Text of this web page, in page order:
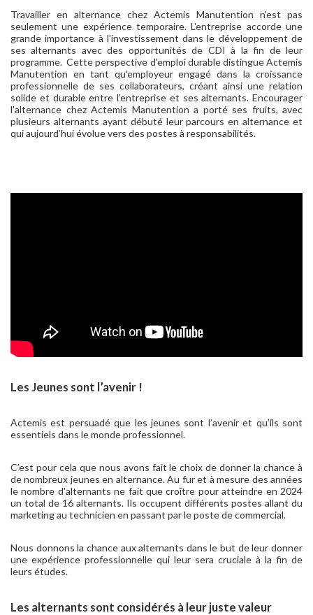
Travailler en alternance chez Actemis Manutention n'est pas
seulement une expérience temporaire. L'entreprise accorde une
grande importance à l'investissement dans le développement de
ses alternants avec des opportunités de CDI à la fin de leur
programme. Cette perspective d'emploi durable distingue Actemis
Manutention en tant qu'employeur engagé dans la croissance
professionnelle de ses collaborateurs, créant ainsi une relation
solide et durable entre l'entreprise et ses alternants. Encourager
l'alternance chez Actemis Manutention a porté ses fruits, avec
plusieurs alternants ayant débuté leur parcours en alternance et
qui aujourd’hui évolue vers des postes à responsabilités.
Les Jeunes sont l’avenir !
Actemis est persuadé que les jeunes sont l’avenir et qu’ils sont
essentiels dans le monde professionnel.
C’est pour cela que nous avons fait le choix de donner la chance à
de nombreux jeunes en alternance. Au fur et à mesure des années
le nombre d'alternants ne fait que croître pour atteindre en 2024
un total de 16 alternants. Ils occupent différents postes allant du
marketing au technicien en passant par le poste de commercial.
Nous donnons la chance aux alternants dans le but de leur donner
une expérience professionnelle qui leur sera cruciale à la fin de
leurs études.
Les alternants sont considérés à leur juste valeur